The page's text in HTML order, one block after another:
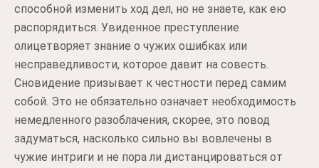
способной изменить ход дел, но не знаете, как ею
распорядиться. Увиденное преступление
олицетворяет знание о чужих ошибках или
несправедливости, которое давит на совесть.
Сновидение призывает к честности перед самим
собой. Это не обязательно означает необходимость
немедленного разоблачения, скорее, это повод
задуматься, насколько сильно вы вовлечены в
чужие интриги и не пора ли дистанцироваться от